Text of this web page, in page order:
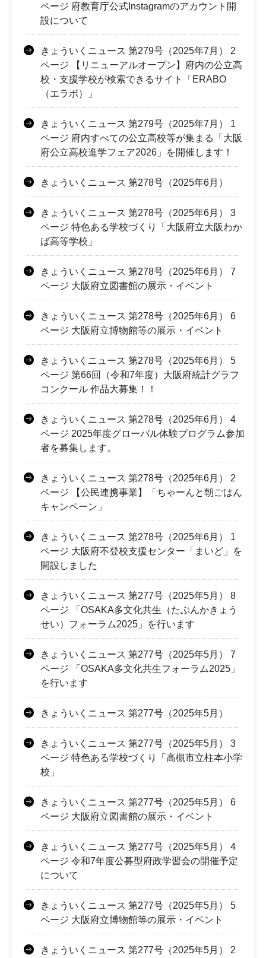
ページ 府教育庁公式Instagramのアカウント開
設について
きょういくニュース 第279号（2025年7月） 2
ページ 【リニューアルオープン】府内の公立高
校・支援学校が検索できるサイト「ERABO
（エラボ）」
きょういくニュース 第279号（2025年7月） 1
ページ 府内すべての公立高校等が集まる「大阪
府公立高校進学フェア2026」を開催します！
きょういくニュース 第278号（2025年6月）
きょういくニュース 第278号（2025年6月） 3
ページ 特色ある学校づくり「大阪府立大阪わか
ば高等学校」
きょういくニュース 第278号（2025年6月） 7
ページ 大阪府立図書館の展示・イベント
きょういくニュース 第278号（2025年6月） 6
ページ 大阪府立博物館等の展示・イベント
きょういくニュース 第278号（2025年6月） 5
ページ 第66回（令和7年度）大阪府統計グラフ
コンクール 作品大募集！！
きょういくニュース 第278号（2025年6月） 4
ページ 2025年度グローバル体験プログラム参加
者を募集します。
きょういくニュース 第278号（2025年6月） 2
ページ 【公民連携事業】「ちゃーんと朝ごはん
キャンペーン」
きょういくニュース 第278号（2025年6月） 1
ページ 大阪府不登校支援センター「まいど」を
開設しました
きょういくニュース 第277号（2025年5月） 8
ページ 「OSAKA多文化共生（たぶんかきょう
せい）フォーラム2025」を行います
きょういくニュース 第277号（2025年5月） 7
ページ 「OSAKA多文化共生フォーラム2025」
を行います
きょういくニュース 第277号（2025年5月）
きょういくニュース 第277号（2025年5月） 3
ページ 特色ある学校づくり「高槻市立柱本小学
校」
きょういくニュース 第277号（2025年5月） 6
ページ 大阪府立図書館の展示・イベント
きょういくニュース 第277号（2025年5月） 4
ページ 令和7年度公募型府政学習会の開催予定
について
きょういくニュース 第277号（2025年5月） 5
ページ 大阪府立博物館等の展示・イベント
きょういくニュース 第277号（2025年5月） 2